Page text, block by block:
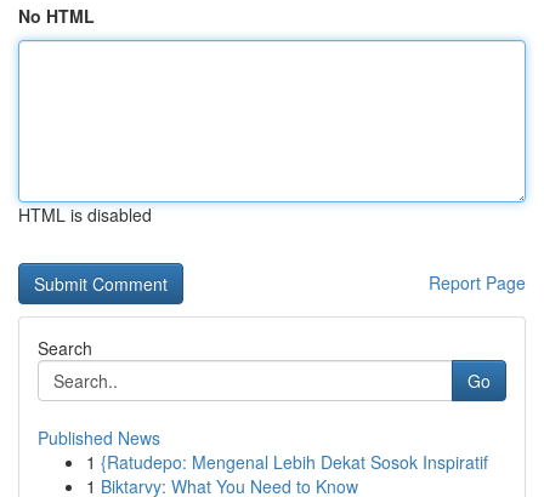
No HTML
HTML is disabled
Report Page
Search
Go
Published News
1 {Ratudepo: Mengenal Lebih Dekat Sosok Inspiratif
1 Biktarvy: What You Need to Know